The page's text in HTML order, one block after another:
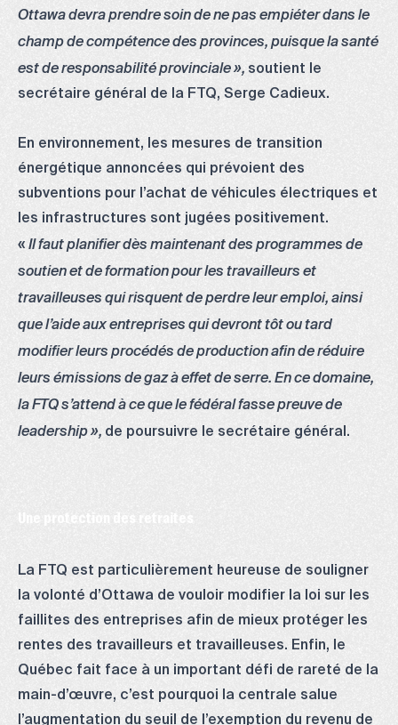
Ottawa devra prendre soin de ne pas empiéter dans le
champ de compétence des provinces, puisque la santé
est de responsabilité provinciale », soutient le
secrétaire général de la FTQ, Serge Cadieux.
En environnement, les mesures de transition
énergétique annoncées qui prévoient des
subventions pour l’achat de véhicules électriques et
les infrastructures sont jugées positivement.
« Il faut planifier dès maintenant des programmes de
soutien et de formation pour les travailleurs et
travailleuses qui risquent de perdre leur emploi, ainsi
que l’aide aux entreprises qui devront tôt ou tard
modifier leurs procédés de production afin de réduire
leurs émissions de gaz à effet de serre. En ce domaine,
la FTQ s’attend à ce que le fédéral fasse preuve de
leadership », de poursuivre le secrétaire général.
La FTQ est particulièrement heureuse de souligner
la volonté d’Ottawa de vouloir modifier la loi sur les
faillites des entreprises afin de mieux protéger les
rentes des travailleurs et travailleuses. Enfin, le
Québec fait face à un important défi de rareté de la
main-d’œuvre, c’est pourquoi la centrale salue